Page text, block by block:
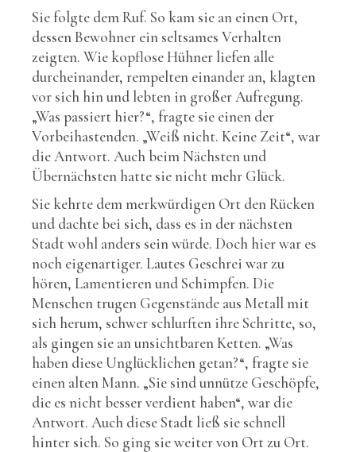
Sie folgte dem Ruf. So kam sie an einen Ort,
dessen Bewohner ein seltsames Verhalten
zeigten. Wie kopflose Hühner liefen alle
durcheinander, rempelten einander an, klagten
vor sich hin und lebten in großer Aufregung.
„Was passiert hier?“, fragte sie einen der
Vorbeihastenden. „Weiß nicht. Keine Zeit“, war
die Antwort. Auch beim Nächsten und
Übernächsten hatte sie nicht mehr Glück.
Sie kehrte dem merkwürdigen Ort den Rücken
und dachte bei sich, dass es in der nächsten
Stadt wohl anders sein würde. Doch hier war es
noch eigenartiger. Lautes Geschrei war zu
hören, Lamentieren und Schimpfen. Die
Menschen trugen Gegenstände aus Metall mit
sich herum, schwer schlurften ihre Schritte, so,
als gingen sie an unsichtbaren Ketten. „Was
haben diese Unglücklichen getan?“, fragte sie
einen alten Mann. „Sie sind unnütze Geschöpfe,
die es nicht besser verdient haben“, war die
Antwort. Auch diese Stadt ließ sie schnell
hinter sich. So ging sie weiter von Ort zu Ort.